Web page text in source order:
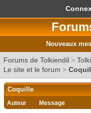
Nouveaux
Forums de Tolkiendil >
Le site et le forum >
Coquille
Auteur Message